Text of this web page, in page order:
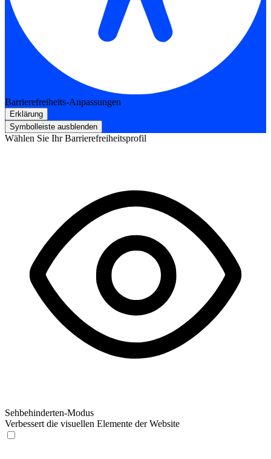
Barrierefreiheits-Anpassungen
Erklärung
Symbolleiste ausblenden
Wählen Sie Ihr Barrierefreiheitsprofil
Sehbehinderten-Modus
Verbessert die visuellen Elemente der Website